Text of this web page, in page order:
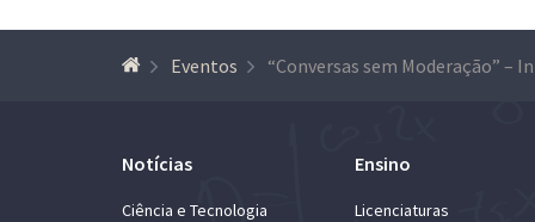
Eventos
Notícias
Ciência e Tecnologia
Ensino
Licenciaturas